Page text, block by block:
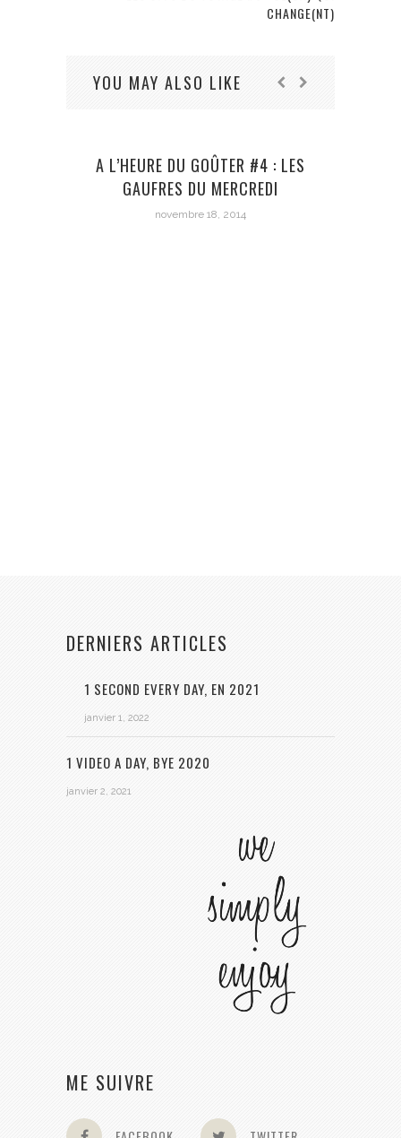
CHANGE(NT)
YOU MAY ALSO LIKE
A L’HEURE DU GOÛTER #4 : LES
GAUFRES DU MERCREDI
novembre 18, 2014
DERNIERS ARTICLES
1 SECOND EVERY DAY, EN 2021
janvier 1, 2022
1 VIDEO A DAY, BYE 2020
janvier 2, 2021
ME SUIVRE